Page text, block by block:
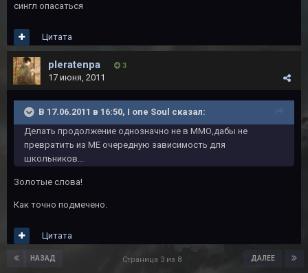
сингл опасаться
Цитата
pleratenpa 3
17 июня, 2011
В 17.06.2011 в 16:50, I one Soul сказал:
Делать продолжение однозначно не в ММО,дабы не
превратить из МЕ очередную зависимость для
школьников...
Золотые слова!
Как точно подмечено.
Цитата
НАЗАД ДАЛЕЕ
Страница 3 из 8